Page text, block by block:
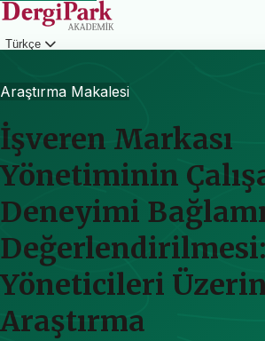
Türkçe
Araştırma Makalesi
İşveren Markası
Yönetiminin
Deneyimi
Yöneticileri
Araştırma